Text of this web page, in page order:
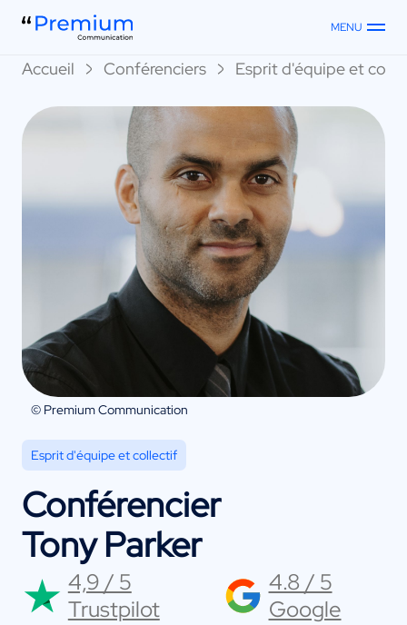
MENU
Accueil Conférenciers Esprit d'équipe et
© Premium Communication
Esprit d'équipe et collectif
Conférencier
Tony Parker
4,9 / 5
Trustpilot
4.8 / 5
Google